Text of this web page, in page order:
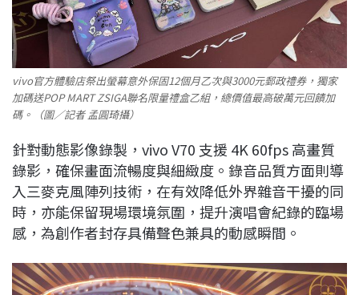
vivo官方體驗店祭出螢幕意外保固12個月乙次與3000元郵政禮券，獨家
加碼送POP MART ZSIGA聯名限量禮盒乙組，總價值最高破萬元回饋加
碼。（圖／記者 孟圓琦攝）
針對動態影像錄製，vivo V70 支援 4K 60fps 高畫質
錄影，確保畫面流暢度與細緻度。錄音品質方面則導
入三麥克風陣列技術，在有效降低外界雜音干擾的同
時，亦能保留現場環境氛圍，提升演唱會紀錄的臨場
感，為創作者封存具備聲色兼具的動感瞬間。